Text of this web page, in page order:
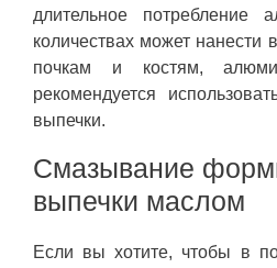
длительное потребление
количествах может нанести
почкам и костям,
рекомендуется
выпечки.
Смазывание
выпечки маслом
Если вы хотите, чтобы в